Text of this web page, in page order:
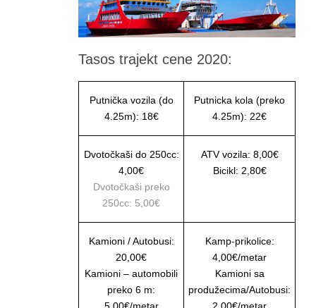
Tasos trajekt cene 2020:
Putnička vozila (do
4.25m): 18€
Putnicka kola (preko
4.25m): 22€
Dvotočkaši do 250cc:
4,00€
Dvotočkaši preko
250cc: 5,00€
ATV vozila: 8,00€
Bicikl: 2,80€
Kamioni / Autobusi:
20,00€
Kamioni – automobili
preko 6 m:
Kamp-prikolice:
4,00€/metar
Kamioni sa
produžecima/Autobusi: